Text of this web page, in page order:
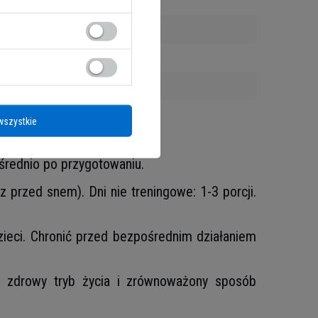
produktu.
po przygotowaniu.
przed snem). Dni nie treningowe: 1-3 porcji.
Chronić przed bezpośrednim działaniem
tryb życia i zrównoważony sposób